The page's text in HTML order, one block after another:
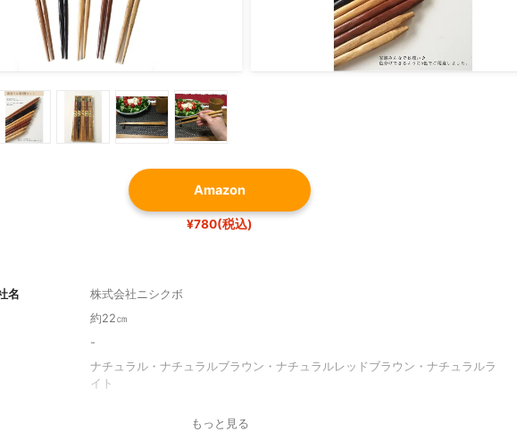
Amazon
¥780(税込)
名
株式会社ニシクボ
約22㎝
-
ナチュラル・ナチュラルブラウン・ナチュラルレッドブラウン・ナチュラルラ
イト
もっと見る